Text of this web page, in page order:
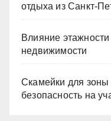
отдыха из Санкт-
Влияние
недвижимости
Скамейки для зоны
безопасность на